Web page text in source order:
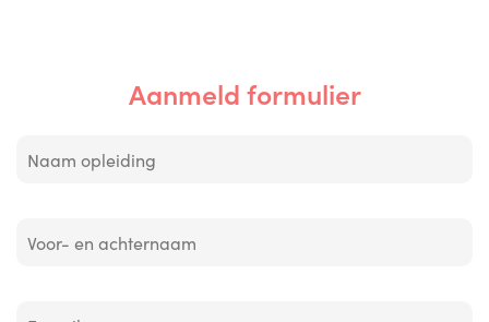
Aanmeld formulier